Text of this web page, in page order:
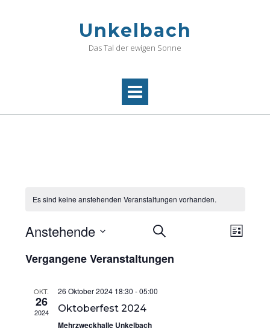
Unkelbach
Das Tal der ewigen Sonne
Es sind keine anstehenden Veranstaltungen vorhanden.
und
Navigation
SUCHE LISTE
Anstehende
wählen.
Vergangene Veranstaltungen
OKT.
26
2024
26 Oktober 2024 18:30 -05:00
Oktoberfest 2024
Mehrzweckhalle Unkelbach